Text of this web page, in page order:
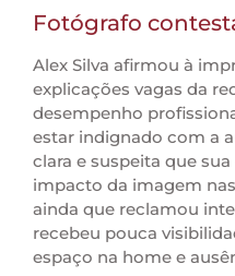
Fotógrafo
Alex Silva afirmou à
explicações vagas da
desempenho
estar indignado com a
clara e suspeita que
impacto da imagem
ainda que reclamou
recebeu pouca
espaço na home e